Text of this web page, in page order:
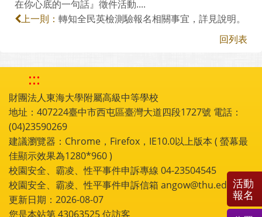
在你心底的一句話』徵件活動....
上一則： 轉知全民英檢測驗報名相關事宜，詳見說明。
回列表
:::
財團法人東海大學附屬高級中等學校
地址：407224臺中市西屯區臺灣大道四段1727號 電話：
(04)23590269
建議瀏覽器：Chrome，Firefox，IE10.0以上版本 ( 螢幕最
佳顯示效果為1280*960 )
校園安全、霸凌、性平事件申訴專線 04-23504545
校園安全、霸凌、性平事件申訴信箱 angow@thu.edu.tw
更新日期：2026-08-07
您是本站第43063525位訪客
活動
報名